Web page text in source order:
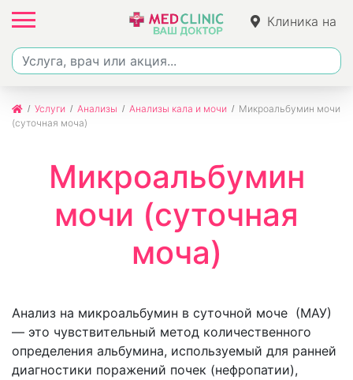
Клиника на
Джалиля
Услуги Анализы Анализы кала и мочи
Микроальбумин мочи
(суточная моча)
Микроальбумин
мочи (суточная
моча)
Анализ на микроальбумин в суточной моче (МАУ)
— это чувствительный метод количественного
определения альбумина, используемый для ранней
диагностики поражений почек (нефропатии),